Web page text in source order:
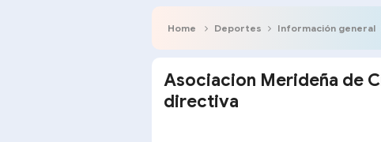
Home Deportes Información general
Asociacion Merideña de
directiva